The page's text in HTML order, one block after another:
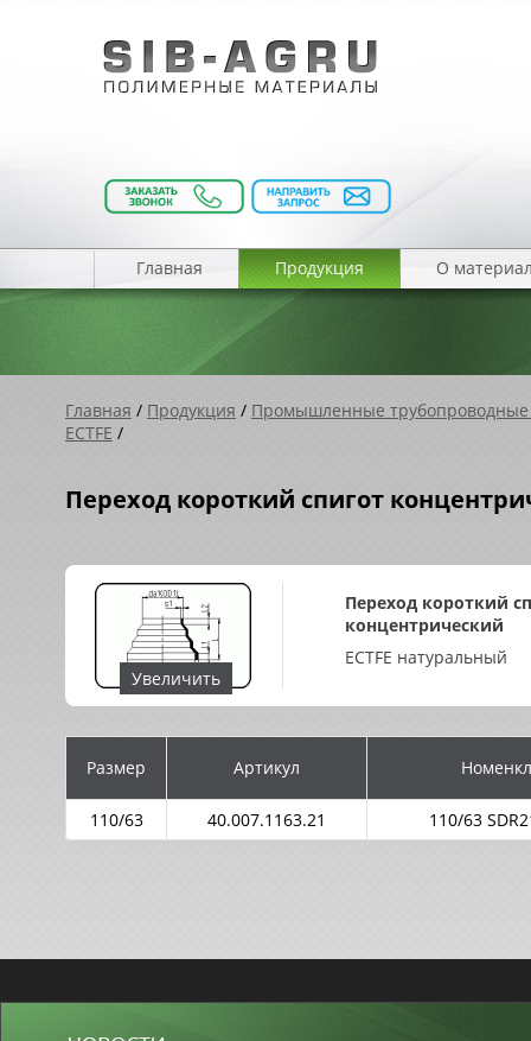
Главная Продукция О
Главная / Продукция / Промышленные
ECTFE /
Переход короткий спигот
Увеличить
Переход короткий
концентрический
ECTFE натуральный
Размер Артикул
110/63 40.007.1163.21 110/63